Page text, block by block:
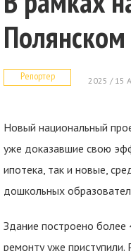
Репортер 2025 / 15
Новый национальный
уже доказавшие свою
ипотека, так и новые,
дошкольных
Здание построено более
ремонту уже